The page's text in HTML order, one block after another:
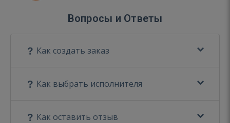
Вопросы и Ответы
Как создать заказ
Как выбрать исполнителя
Как оставить отзыв